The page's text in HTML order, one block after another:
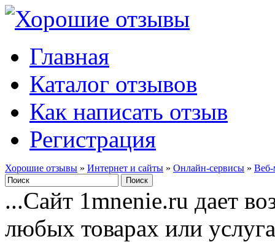
Главная
Каталог отзывов
Как написать отзыв
Регистрация
Хорошие отзывы » Интернет и сайты » Онлайн-сервисы » Веб-
...Сайт 1mnenie.ru дает
любых товарах или